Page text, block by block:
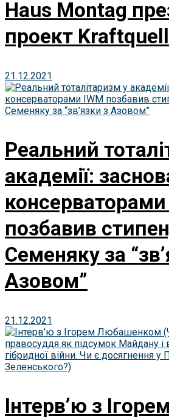
Haus Montag
проект Kraftquell
21.12.2021
Реальний
академії:
позбавив
Семеняку за
Азовом”
21.12.2021
Інтерв’ю з Ігорем